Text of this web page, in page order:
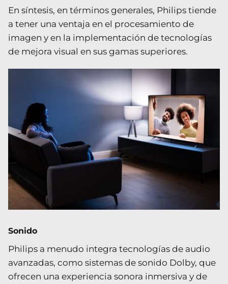
En síntesis, en términos generales, Philips tiende
a tener una ventaja en el procesamiento de
imagen y en la implementación de tecnologías
de mejora visual en sus gamas superiores.
Sonido
Philips a menudo integra tecnologías de audio
avanzadas, como sistemas de sonido Dolby, que
ofrecen una experiencia sonora inmersiva y de